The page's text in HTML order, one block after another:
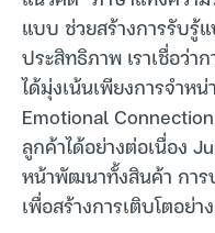
แบบ ช่วยสร้างการรับรู้
ประสิทธิภาพ เราเชื่อว่
ได้มุ่งเน้นเพียงการจำห
Emotional
ลูกค้าได้อย่างต่อเนื่อง
หน้าพัฒนาทั้งสินค้า การ
เพื่อสร้างการเติบโตอย่